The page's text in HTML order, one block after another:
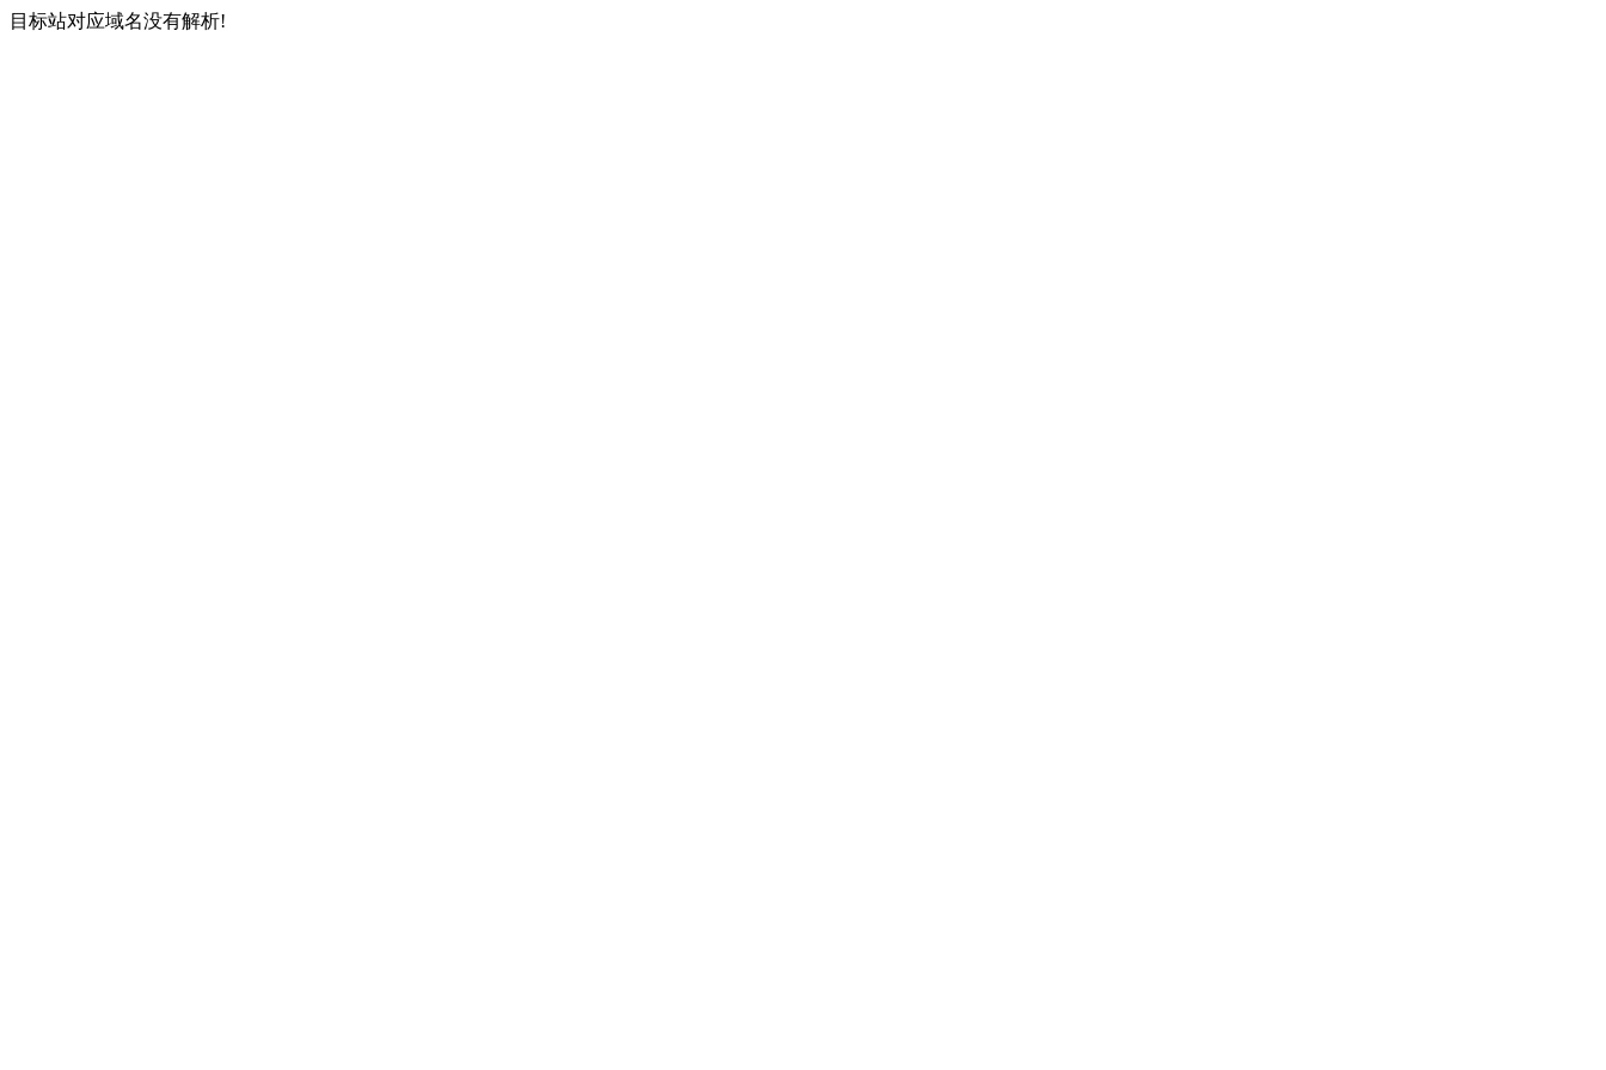
目标站对应域名没有解析!